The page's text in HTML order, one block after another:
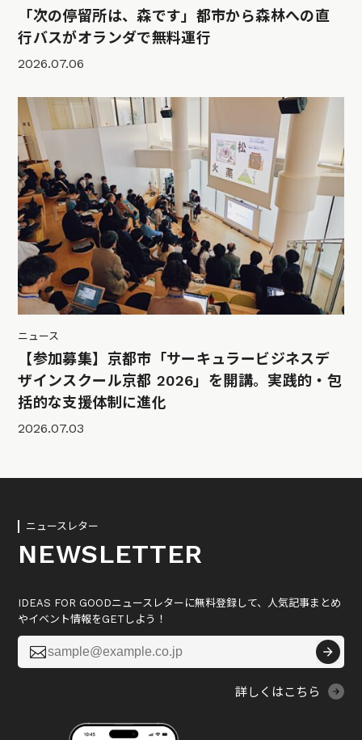
「次の停留所は、森です」都市から森林への直
行バスがオランダで無料運行
2026.07.06
ニュース
【参加募集】京都市「サーキュラービジネスデ
ザインスクール京都 2026」を開講。実践的・包
括的な支援体制に進化
2026.07.03
ニュースレター
NEWSLETTER
IDEAS FOR GOODニュースレターに無料登録して、人気記事まとめ
やイベント情報をGETしよう！

詳しくはこちら